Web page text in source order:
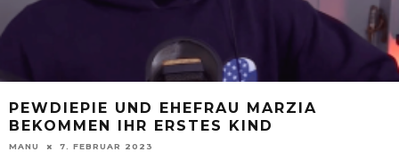
PEWDIEPIE UND EHEFRAU MARZIA
BEKOMMEN IHR ERSTES KIND
MANU 7. FEBRUAR 2023